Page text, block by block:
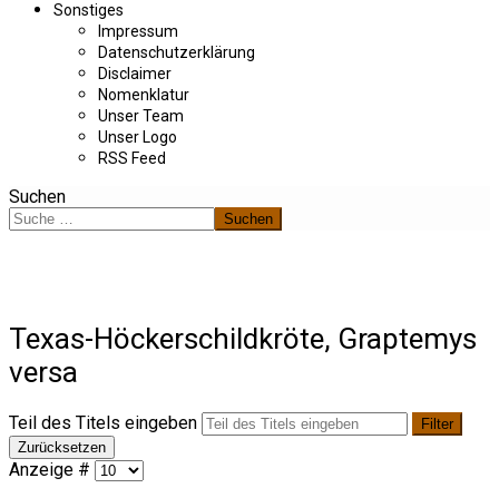
Sonstiges
Impressum
Datenschutzerklärung
Disclaimer
Nomenklatur
Unser Team
Unser Logo
RSS Feed
Suchen
Suchen
Texas-Höckerschildkröte, Graptemys
versa
Teil des Titels eingeben
Filter
Zurücksetzen
Anzeige #